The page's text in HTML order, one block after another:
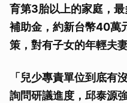
育第3胎以上的家庭，
補助金，約新台幣40萬
策，對有子女的年輕夫
「兒少專責單位到底有
詢問研議進度，邱泰源